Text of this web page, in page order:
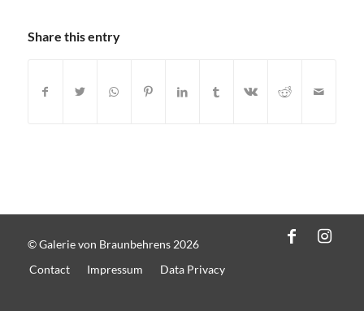
Share this entry
© Galerie von Braunbehrens 2026
Contact
Impressum Data Privacy